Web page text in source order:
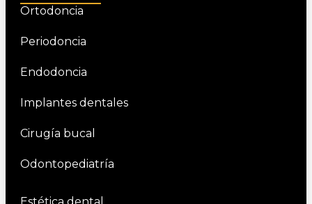
Ortodoncia
Periodoncia
Endodoncia
Implantes dentales
Cirugía bucal
Odontopediatría